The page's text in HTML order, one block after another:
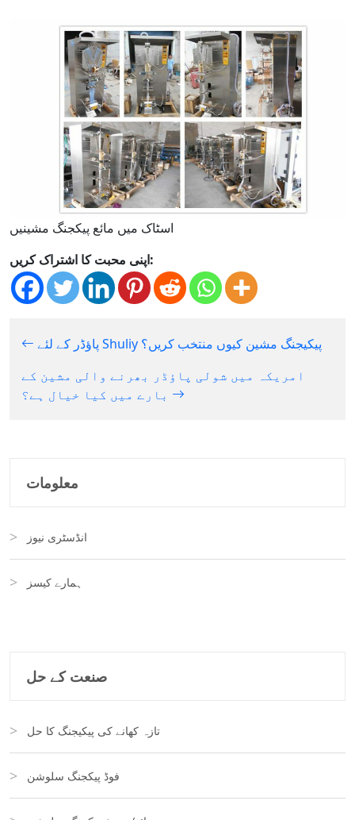
اسٹاک میں مائع پیکجنگ مشینیں
اپنی محبت کا اشتراک کریں:
پاؤڈر کے لئے Shuliy پیکیجنگ مشین کیوں منتخب کریں؟
امریکہ میں شولی پاؤڈر بھرنے والی مشین کے
معلومات
انڈسٹری نیوز
ہمارے کیسز
صنعت کے حل
تازہ کھانے کی پیکیجنگ کا حل
فوڈ پیکجنگ سلوشن